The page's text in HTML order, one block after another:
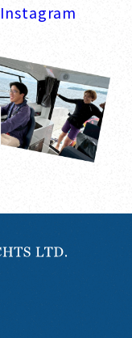
Instagram